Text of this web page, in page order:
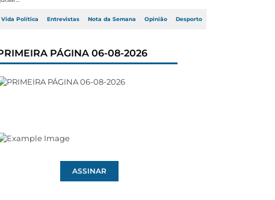
Vida Política Entrevistas Nota da Semana Opinião Desporto
PÁGINA 06-08-2026
ASSINAR